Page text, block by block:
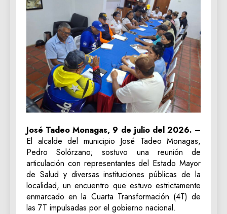
José Tadeo Monagas, 9 de julio del 2026. –
El alcalde del municipio José Tadeo Monagas,
Pedro Solórzano; sostuvo una reunión de
articulación con representantes del Estado Mayor
de Salud y diversas instituciones públicas de la
localidad, un encuentro que estuvo estrictamente
enmarcado en la Cuarta Transformación (4T) de
las 7T impulsadas por el gobierno nacional.